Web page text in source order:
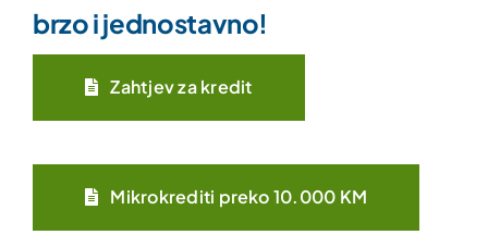
brzo i jednostavno!
Zahtjev za kredit
Mikrokrediti preko 10.000 KM